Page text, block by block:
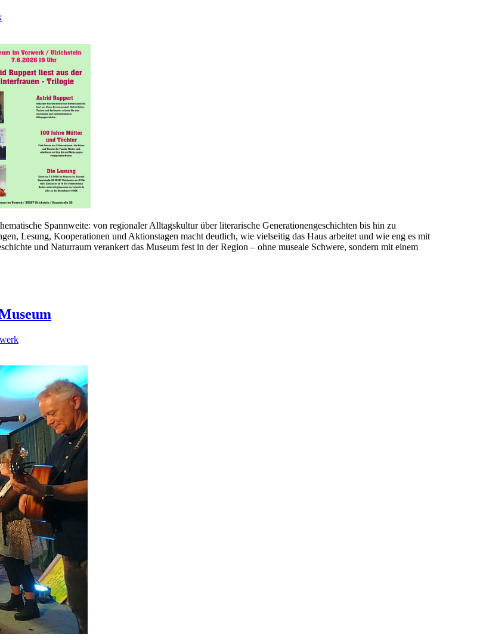
Spannweite: von regionaler Alltagskultur über literarische Generationengeschichten bis hin zu
Lesung, Kooperationen und Aktionstagen macht deutlich, wie vielseitig das Haus arbeitet und wie eng es mit
und Naturraum verankert das Museum fest in der Region – ohne museale Schwere, sondern mit einem